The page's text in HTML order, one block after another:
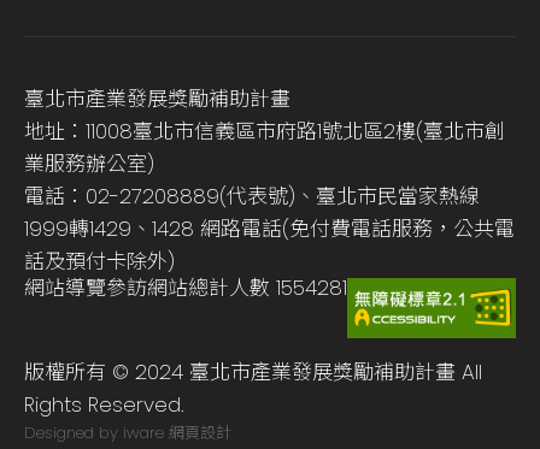
臺北市產業發展獎勵補助計畫
地址：11008臺北市信義區市府路1號北區2樓(臺北市創
業服務辦公室)
電話：02-27208889(代表號)、臺北市民當家熱線
1999轉1429、1428 網路電話(免付費電話服務，公共電
話及預付卡除外)
網站導覽參訪網站總計人數 1554281
版權所有 © 2024 臺北市產業發展獎勵補助計畫 All
Rights Reserved.
Designed by iware 網頁設計